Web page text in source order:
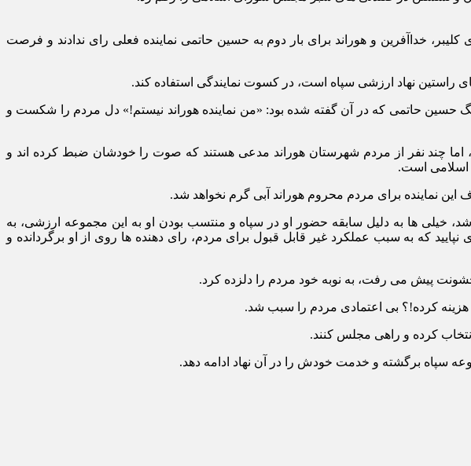
های کلیبر، خداآفرین و‌ هوراند برای بار دوم به حسین حاتمی نماینده فعلی رای ندادند و فرصت
راستین نهاد ارزشی سپاه است، در کسوت نمایندگی استفاده کند.
حسین‌ حاتمی که در آن گفته شده بود: «من نماینده‌ هوراند نیستم!» دل مردم را شکست و
چند نفر از مردم شهرستان هوراند مدعی هستند که صوت را خودشان ضبط کرده اند و
اسلامی است.
نماینده برای مردم محروم هوراند آبی گرم نخواهد شد.
خیلی ها به دلیل سابقه حضور او در سپاه و منتسب بودن او به این مجموعه ارزشی، به
که به سبب عملکرد غیر قابل قبول برای مردم، رای دهنده ها روی از او برگردانده و
پیش می رفت، به نوبه خود مردم را دلزده کرد.
هزینه کرده!؟ بی اعتمادی مردم را سبب شد.
کرده و راهی مجلس کنند.
سپاه برگشته و خدمت خودش را در آن نهاد ادامه دهد.